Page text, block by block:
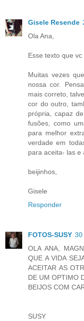
Gisele Resende
Ola Ana,
Esse texto que
Muitas vezes
nossa cor.
mais correto,
cor do outro,
própria, capaz
fusões, como
para melhor
verdade em
para aceita- las e
beijinhos,
Gisele
Responder
FOTOS-SUSY 30
OLA ANA,
QUE A VIDA
ACEITAR AS
DE UM OPTIMO
BEIJOS COM
SUSY